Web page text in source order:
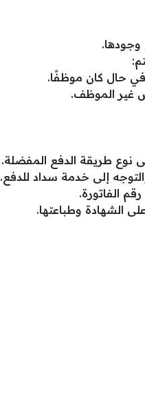
وجودها.
في حال كان موظفًا.
غير الموظف.
نوع طريقة الدفع المفضلة.
إلى خدمة سداد للدفع.
الفاتورة.
الشهادة وطباعتها.